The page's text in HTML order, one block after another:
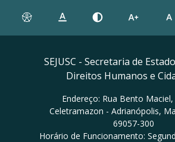
SEJUSC - Secretaria de
Direitos Humanos e
Endereço: Rua Bento
Celetramazon - Adrianópolis,
69057-300
Horário de Funcionamento: